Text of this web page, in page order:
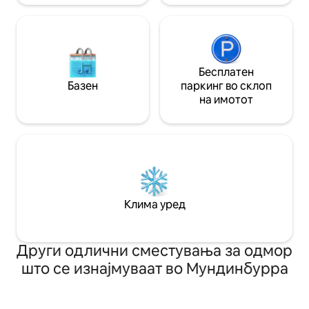
Базен
Бесплатен
паркинг во склоп
на имотот
Клима уред
Други одлични сместувања за одмор
што се изнајмуваат во Мундинбурра